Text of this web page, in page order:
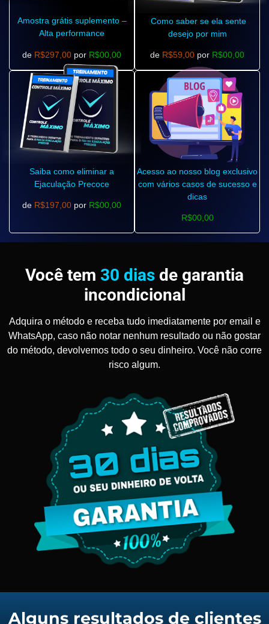
Amostra grátis suplemento –
Alta performance
de R$297,00 por R$00,00
Como saber se ela sente
desejo por mim
de R$59,00 por R$00,00
Saiba como eliminar a
Ejaculação Precoce
de R$197,00 por R$00,00
Acesso ao nosso blog exclusivo
com vários casos de sucesso e
dicas
R$00,00
Você tem 30 dias de garantia
incondicional
Adquira o método e receba tudo imediatamente por email e
WhatsApp, caso não notar nenhum resultado ou não gostar
do método, devolvemos todo o seu dinheiro. Você não corre
risco algum.
Alguns resultados de clientes